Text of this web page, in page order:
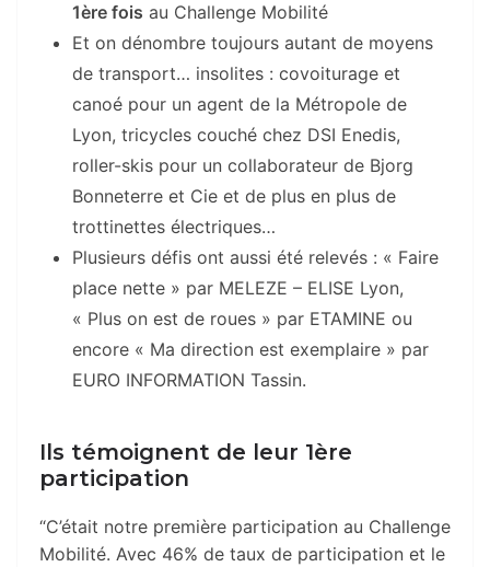
1ère fois au Challenge Mobilité
Et on dénombre toujours autant de moyens
de transport… insolites : covoiturage et
canoé pour un agent de la Métropole de
Lyon, tricycles couché chez DSI Enedis,
roller-skis pour un collaborateur de Bjorg
Bonneterre et Cie et de plus en plus de
trottinettes électriques…
Plusieurs défis ont aussi été relevés : « Faire
place nette » par MELEZE – ELISE Lyon,
« Plus on est de roues » par ETAMINE ou
encore « Ma direction est exemplaire » par
EURO INFORMATION Tassin.
Ils témoignent de leur 1ère
participation
“C’était notre première participation au Challenge
Mobilité. Avec 46% de taux de participation et le